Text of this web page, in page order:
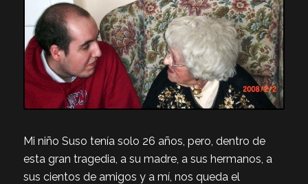
Mi niño Suso tenía solo 26 años, pero, dentro de
esta gran tragedia, a su madre, a sus hermanos, a
sus cientos de amigos y a mí, nos queda el